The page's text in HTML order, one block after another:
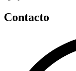
Contacto